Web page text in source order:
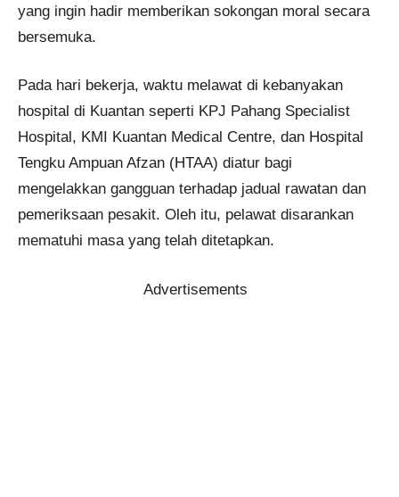
yang ingin hadir memberikan sokongan moral secara
bersemuka.
Pada hari bekerja, waktu melawat di kebanyakan
hospital di Kuantan seperti KPJ Pahang Specialist
Hospital, KMI Kuantan Medical Centre, dan Hospital
Tengku Ampuan Afzan (HTAA) diatur bagi
mengelakkan gangguan terhadap jadual rawatan dan
pemeriksaan pesakit. Oleh itu, pelawat disarankan
mematuhi masa yang telah ditetapkan.
Advertisements